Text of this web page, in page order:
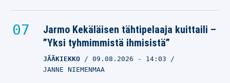
Jarmo Kekäläisen tähtipelaaja kuittaili –
”Yksi tyhmimmistä ihmisistä”
JÄÄKIEKKO 09.08.2026 - 14:03
JANNE NIEMENMAA